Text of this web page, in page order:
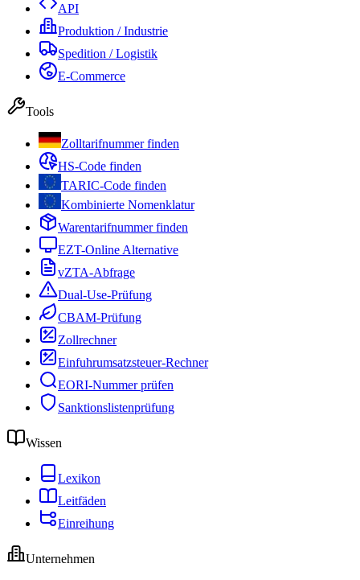
API
Produktion / Industrie
Spedition / Logistik
E-Commerce
Tools
Zolltarifnummer finden
HS-Code finden
TARIC-Code finden
Kombinierte Nomenklatur
Warentarifnummer finden
EZT-Online Alternative
vZTA-Abfrage
Dual-Use-Prüfung
CBAM-Prüfung
Zollrechner
Einfuhrumsatzsteuer-Rechner
EORI-Nummer prüfen
Sanktionslistenprüfung
Wissen
Lexikon
Leitfäden
Einreihung
Unternehmen